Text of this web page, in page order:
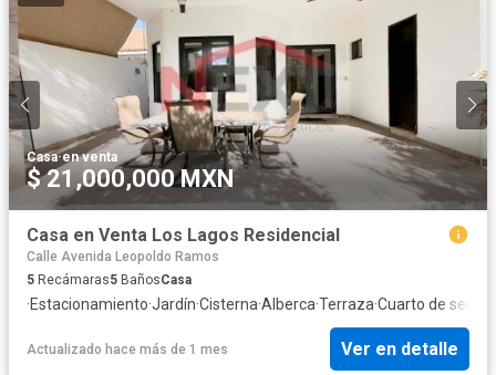
Casa·en venta
$ 21,000,000 MXN
Casa en Venta Los Lagos Residencial
Calle Avenida Leopoldo Ramos
5 Recámaras5 BañosCasa
·Estacionamiento·Jardín·Cisterna·Alberca·Terraza·Cuarto de
Actualizado hace más de 1 mes Ver en detalle